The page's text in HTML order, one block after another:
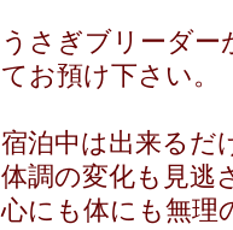
うさぎブリーダ
てお預け下さい。
宿泊中は出来るだ
体調の変化も見逃
心にも体にも無理